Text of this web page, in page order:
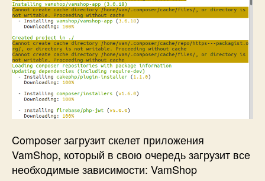
Composer загрузит скелет приложения
VamShop, который в свою очередь загрузит все
необходимые зависимости: VamShop